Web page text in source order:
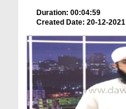
Duration: 00:04:59
Created Date: 20-12-2021